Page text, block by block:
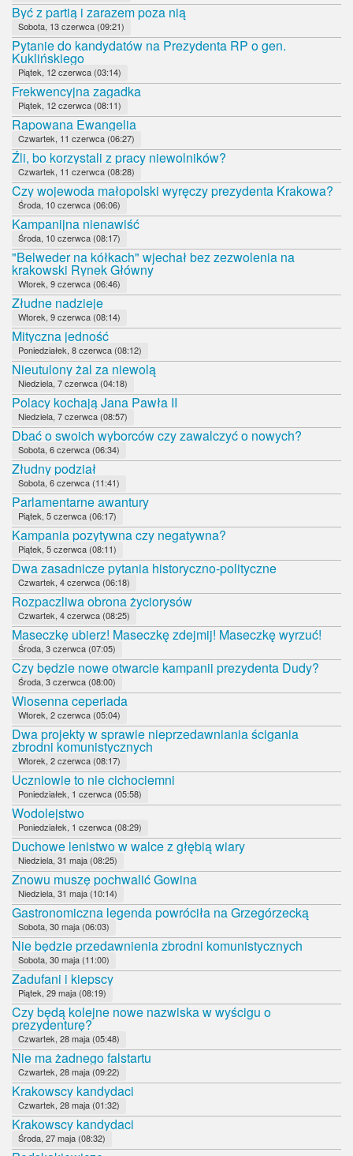
Być z partią i zarazem poza nią
Sobota, 13 czerwca (09:21)
Pytanie do kandydatów na Prezydenta RP o gen.
Kuklińskiego
Piątek, 12 czerwca (03:14)
Frekwencyjna zagadka
Piątek, 12 czerwca (08:11)
Rapowana Ewangelia
Czwartek, 11 czerwca (06:27)
Źli, bo korzystali z pracy niewolników?
Czwartek, 11 czerwca (08:28)
Czy wojewoda małopolski wyręczy prezydenta Krakowa?
Środa, 10 czerwca (06:06)
Kampanijna nienawiść
Środa, 10 czerwca (08:17)
"Belweder na kółkach" wjechał bez zezwolenia na
krakowski Rynek Główny
Wtorek, 9 czerwca (06:46)
Złudne nadzieje
Wtorek, 9 czerwca (08:14)
Mityczna jedność
Poniedziałek, 8 czerwca (08:12)
Nieutulony żal za niewolą
Niedziela, 7 czerwca (04:18)
Polacy kochają Jana Pawła II
Niedziela, 7 czerwca (08:57)
Dbać o swoich wyborców czy zawalczyć o nowych?
Sobota, 6 czerwca (06:34)
Złudny podział
Sobota, 6 czerwca (11:41)
Parlamentarne awantury
Piątek, 5 czerwca (06:17)
Kampania pozytywna czy negatywna?
Piątek, 5 czerwca (08:11)
Dwa zasadnicze pytania historyczno-polityczne
Czwartek, 4 czerwca (06:18)
Rozpaczliwa obrona życiorysów
Czwartek, 4 czerwca (08:25)
Maseczkę ubierz! Maseczkę zdejmij! Maseczkę wyrzuć!
Środa, 3 czerwca (07:05)
Czy będzie nowe otwarcie kampanii prezydenta Dudy?
Środa, 3 czerwca (08:00)
Wiosenna ceperiada
Wtorek, 2 czerwca (05:04)
Dwa projekty w sprawie nieprzedawniania ścigania
zbrodni komunistycznych
Wtorek, 2 czerwca (08:17)
Uczniowie to nie cichociemni
Poniedziałek, 1 czerwca (05:58)
Wodolejstwo
Poniedziałek, 1 czerwca (08:29)
Duchowe lenistwo w walce z głębią wiary
Niedziela, 31 maja (08:25)
Znowu muszę pochwalić Gowina
Niedziela, 31 maja (10:14)
Gastronomiczna legenda powróciła na Grzegórzecką
Sobota, 30 maja (06:03)
Nie będzie przedawnienia zbrodni komunistycznych
Sobota, 30 maja (11:00)
Zadufani i kiepscy
Piątek, 29 maja (08:19)
Czy będą kolejne nowe nazwiska w wyścigu o
prezydenturę?
Czwartek, 28 maja (05:48)
Nie ma żadnego falstartu
Czwartek, 28 maja (09:22)
Krakowscy kandydaci
Czwartek, 28 maja (01:32)
Krakowscy kandydaci
Środa, 27 maja (08:32)